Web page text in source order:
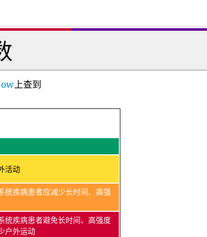
上查到
活动
统疾病患者应减少长时间、高强
统疾病患者避免长时间、高强度
户外运动